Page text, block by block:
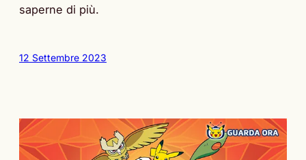
saperne di più.
12 Settembre 2023